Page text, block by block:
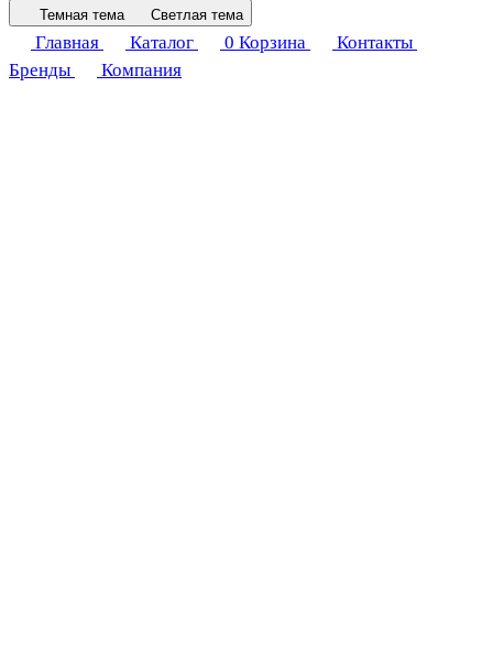
Темная тема Светлая тема
Главная Каталог 0 Корзина
Контакты
Бренды
Компания